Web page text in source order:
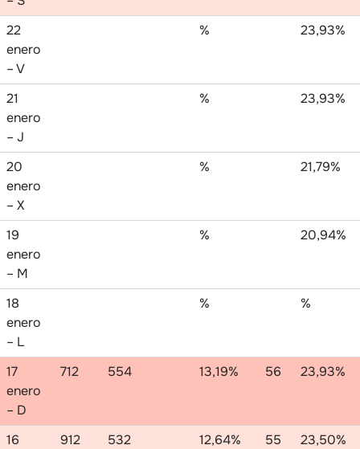
22
enero
– V
% 23,93%
21
enero
– J
% 23,93%
20
enero
– X
% 21,79%
19
enero
– M
% 20,94%
18
enero
– L
% %
17
enero
– D
712 554 13,19% 56 23,93%
16
912 532 12,64% 55 23,50%